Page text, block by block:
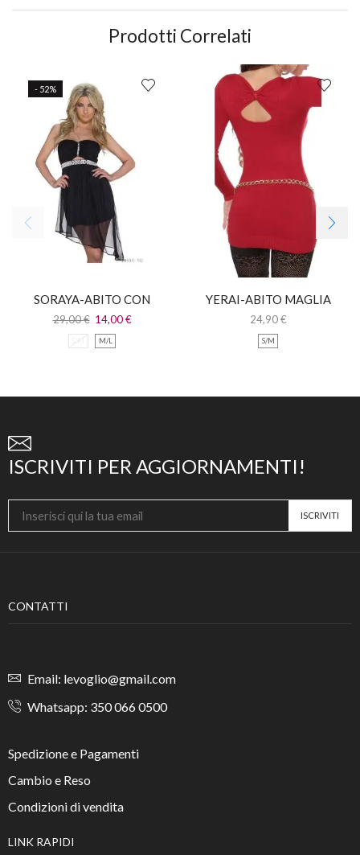
Prodotti Correlati
- 52%
SORAYA-ABITO CON
STRASS
29,00€ 14,00€
S/M M/L
YERAI-ABITO MAGLIA
LUNGA CON STRASS
24,90€
S/M
ISCRIVITI PER AGGIORNAMENTI!
CONTATTI
Email: levoglio@gmail.com
Whatsapp: 350 066 0500
Spedizione e Pagamenti
Cambio e Reso
Condizioni di vendita
LINK RAPIDI